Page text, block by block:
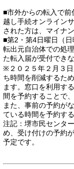
■市外からの転入で前
越し手続オンライン
された方は、マイナ
■第2・第4日曜日（
転出元自治体での処
た転入届が受付でき
※２０２５年２月３
ち時間を削減するた
ます。窓口を利用す
間を予約することで
また、事前の予約が
ている時間を予約す
注記：堺市民センタ
め、受け付けの予約
予定です。